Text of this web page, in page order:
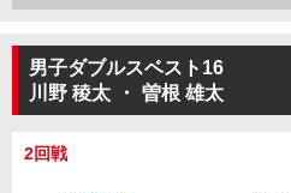
男子ダブルスベスト16
川野 稜太
・ 曽根 雄太
2回戦